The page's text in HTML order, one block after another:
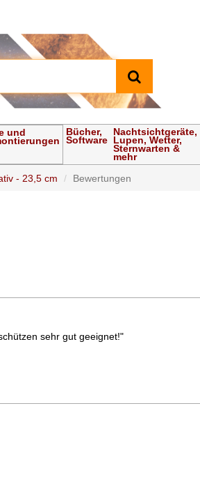
und Bücher,
Software
Nachtsichtgeräte,
Lupen, Wetter,
Sternwarten &
mehr
- 23,5 cm Bewertungen
sehr gut geeignet!"